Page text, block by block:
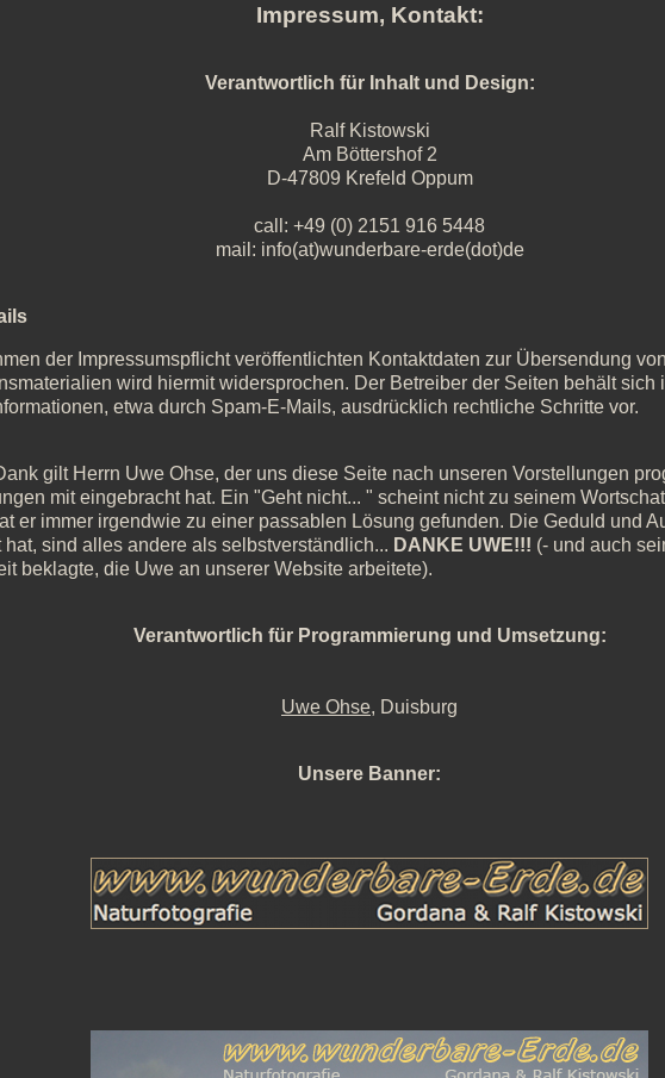
Impressum, Kontakt:
Verantwortlich für Inhalt und Design:
Ralf Kistowski
Am Böttershof 2
D-47809 Krefeld Oppum
call: +49 (0) 2151 916 5448
mail: info(at)wunderbare-erde(dot)de
der Impressumspflicht veröffentlichten Kontaktdaten zur Übersendung
wird hiermit widersprochen. Der Betreiber der Seiten behält sich
etwa durch Spam-E-Mails, ausdrücklich rechtliche Schritte vor.
gilt Herrn Uwe Ohse, der uns diese Seite nach unseren Vorstellungen
mit eingebracht hat. Ein "Geht nicht... " scheint nicht zu seinem
er immer irgendwie zu einer passablen Lösung gefunden. Die Geduld und
sind alles andere als selbstverständlich... DANKE UWE!!! (- und auch
beklagte, die Uwe an unserer Website arbeitete).
Verantwortlich für Programmierung und Umsetzung:
Uwe Ohse, Duisburg
Unsere Banner: